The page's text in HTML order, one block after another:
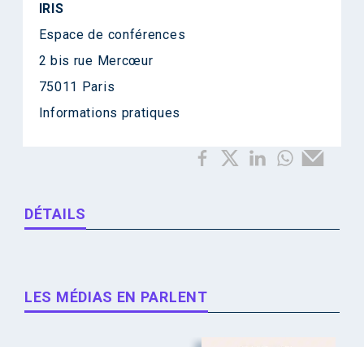
IRIS
Espace de conférences
2 bis rue Mercœur
75011 Paris
Informations pratiques
DÉTAILS
LES MÉDIAS EN PARLENT